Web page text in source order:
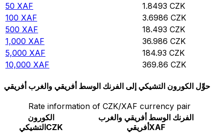
50 XAF 1.8493 CZK
100 XAF 3.6986 CZK
500 XAF 18.493 CZK
1,000 XAF 36.986 CZK
5,000 XAF 184.93 CZK
10,000 XAF 369.86 CZK
حوِّل الكورون التشيكي إلى الفرنك الوسط أفريقي والغرب أفريقي
Rate information of CZK/XAF currency pair
الكورون
التشيكيCZK
الفرنك الوسط أفريقي والغرب
أفريقيXAF